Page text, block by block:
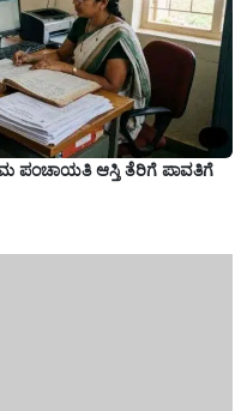
ಪಂಚಾಯತಿ ಆಸ್ತಿ ತೆರಿಗೆ ಪಾವತಿಗೆ